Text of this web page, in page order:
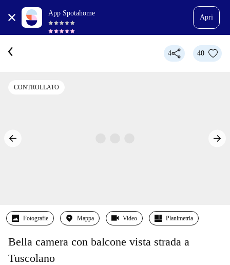
App Spotahome
Apri
4 40
CONTROLLATO
Fotografie Mappa Video Planimetria
Bella camera con balcone vista strada a
Tuscolano